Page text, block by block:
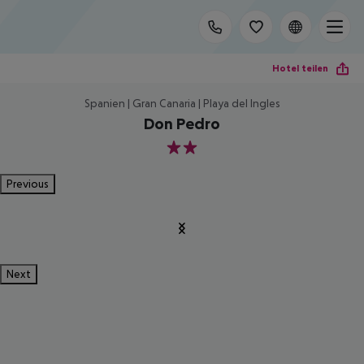
Hotel teilen
Spanien | Gran Canaria | Playa del Ingles
Don Pedro
2
Previous
Next